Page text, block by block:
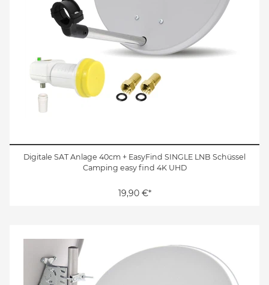
Digitale SAT Anlage 40cm + EasyFind SINGLE LNB Schüssel
Camping easy find 4K UHD
19,90 €*